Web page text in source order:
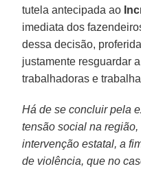
tutela antecipada ao
imediata dos
dessa decisão,
justamente resguardar
trabalhadoras e
Há de se concluir pela
tensão social na
intervenção estatal, a
de violência, que no